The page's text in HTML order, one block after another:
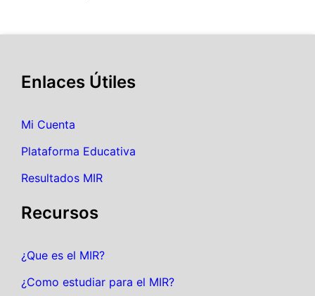
Enlaces Útiles
Mi Cuenta
Plataforma Educativa
Resultados MIR
Recursos
¿Que es el MIR?
¿Como estudiar para el MIR?